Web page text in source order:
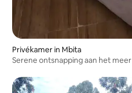
Privékamer in Mbita
Serene ontsnapping aan het meer